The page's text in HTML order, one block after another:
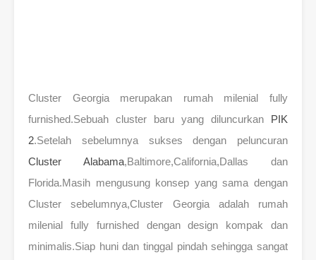
Cluster Georgia merupakan rumah milenial fully
furnished.Sebuah cluster baru yang diluncurkan PIK
2.Setelah sebelumnya sukses dengan peluncuran
Cluster Alabama,Baltimore,California,Dallas dan
Florida.Masih mengusung konsep yang sama dengan
Cluster sebelumnya,Cluster Georgia adalah rumah
milenial fully furnished dengan design kompak dan
minimalis.Siap huni dan tinggal pindah sehingga sangat